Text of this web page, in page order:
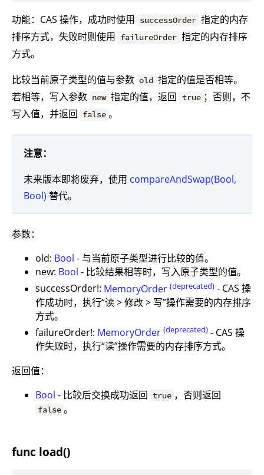
功能：CAS 操作，成功时使用 successOrder 指定的内存
排序方式，失败时则使用 failureOrder 指定的内存排序
方式。
比较当前原子类型的值与参数 old 指定的值是否相等。
若相等，写入参数 new 指定的值，返回 true ；否则，不
写入值，并返回 false 。
注意：
未来版本即将废弃，使用 compareAndSwap(Bool,
Bool) 替代。
参数：
old: Bool - 与当前原子类型进行比较的值。
new: Bool - 比较结果相等时，写入原子类型的值。
successOrder!: MemoryOrder (deprecated) - CAS 操
作成功时，执行“读 > 修改 > 写”操作需要的内存排序
方式。
failureOrder!: MemoryOrder (deprecated) - CAS 操
作失败时，执行“读”操作需要的内存排序方式。
返回值：
Bool - 比较后交换成功返回 true ，否则返回
false 。
func load()